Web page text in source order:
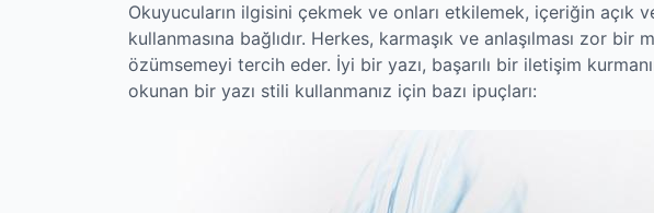
Okuyucuların ilgisini çekmek ve onları etkilemek, içeriğin açık
kullanmasına bağlıdır. Herkes, karmaşık ve anlaşılması zor bir
özümsemeyi tercih eder. İyi bir yazı, başarılı bir iletişim
okunan bir yazı stili kullanmanız için bazı ipuçları: